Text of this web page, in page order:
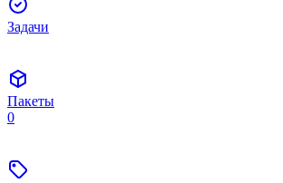
Задачи
Пакеты
0